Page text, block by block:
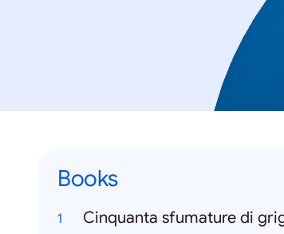
Books
Cinquanta sfumature di